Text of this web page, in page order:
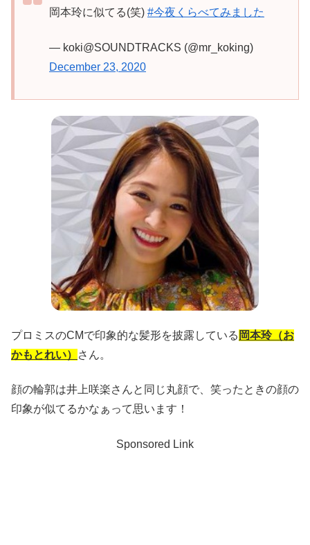
岡本玲に似てる(笑) #今夜くらべてみました
— koki@SOUNDTRACKS (@mr_koking)
December 23, 2020
プロミスのCMで印象的な髪形を披露している 岡本玲（お
かもとれい）
さん。
顔の輪郭は井上咲楽さんと同じ丸顔で、笑ったときの顔の
印象が似てるかなぁって思います！
Sponsored Link